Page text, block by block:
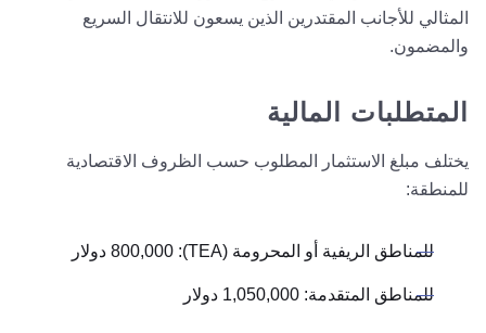
المثالي للأجانب المقتدرين الذين يسعون للانتقال السريع
والمضمون.
المتطلبات المالية
يختلف مبلغ الاستثمار المطلوب حسب الظروف الاقتصادية
للمنطقة:
للمناطق الريفية أو المحرومة (TEA): 800,000 دولار
للمناطق المتقدمة: 1,050,000 دولار